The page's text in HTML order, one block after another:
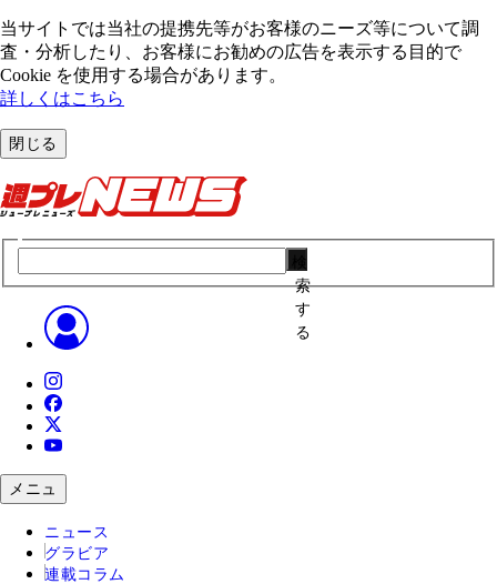
当サイトでは当社の提携先等がお客様のニーズ等について調
査・分析したり、お客様にお勧めの広告を表⽰する⽬的で
Cookie を使⽤する場合があります。
詳しくはこちら
閉じる
索
す
る
メニュ
ニュース
グラビア
連載コラム